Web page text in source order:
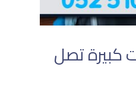
كبيرة تصل